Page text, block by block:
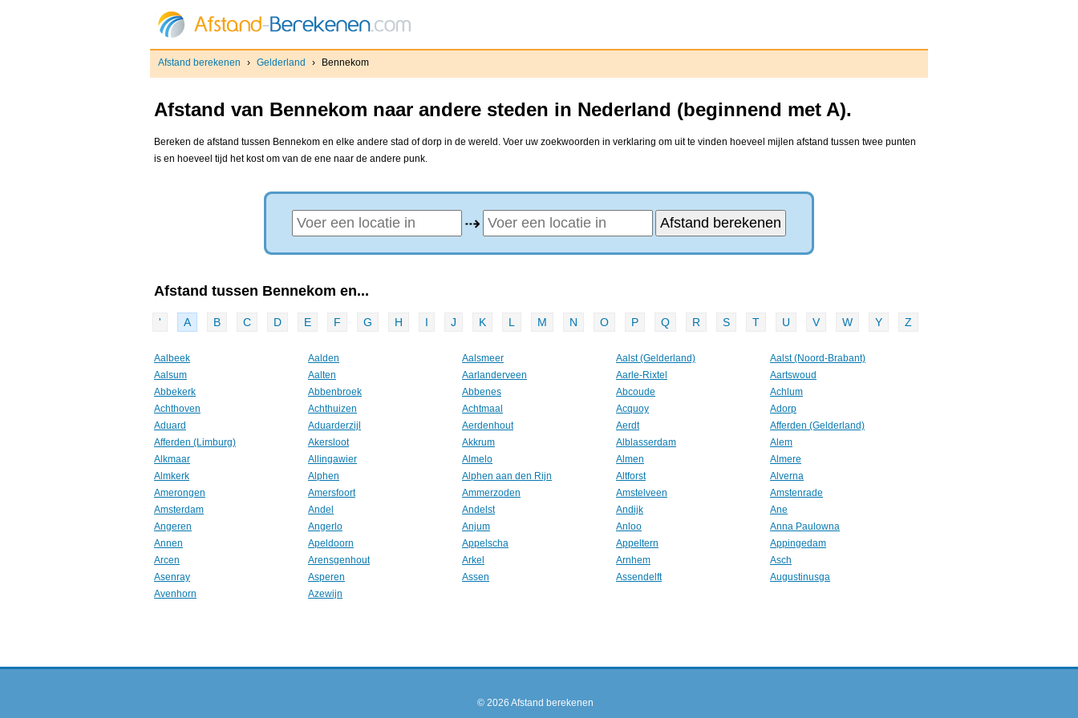
Afstand berekenen › Gelderland › Bennekom
Afstand van Bennekom naar andere steden in Nederland (beginnend met A).
Bereken de afstand tussen Bennekom en elke andere stad of dorp in de wereld. Voer uw zoekwoorden in verklaring om uit te vinden hoeveel mijlen afstand tussen twee punten
is en hoeveel tijd het kost om van de ene naar de andere punk.
⇢
Afstand tussen Bennekom en...
' A B C D E F G H I J K L M N O P Q R S T U V W Y Z
Aalbeek Aalden Aalsmeer Aalst (Gelderland)
Aalst (Noord-Brabant)
Aalsum
Aalten Aarlanderveen Aarle-Rixtel
Aartswoud
Abbekerk
Abbenbroek Abbenes Abcoude
Achlum
Achthoven
Achthuizen Achtmaal Acquoy
Adorp
Aduard
Aduarderzijl Aerdenhout Aerdt
Afferden (Gelderland)
Afferden (Limburg)
Akersloot Akkrum Alblasserdam
Alem
Alkmaar
Allingawier Almelo Almen
Almere
Almkerk
Alphen Alphen aan den Rijn Altforst
Alverna
Amerongen
Amersfoort Ammerzoden Amstelveen
Amstenrade
Amsterdam
Andel Andelst Andijk
Ane
Angeren
Angerlo Anjum Anloo
Anna Paulowna
Annen
Apeldoorn Appelscha Appeltern
Appingedam
Arcen
Arensgenhout Arkel Arnhem
Asch
Asenray
Asperen Assen Assendelft
Augustinusga
Avenhorn
Azewijn
© 2026 Afstand berekenen